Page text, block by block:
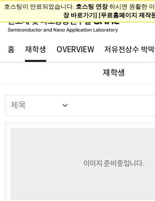
홈 재학생 OVERVIEW 저유전상수 박막
재학생
이미지 준비중입니다.